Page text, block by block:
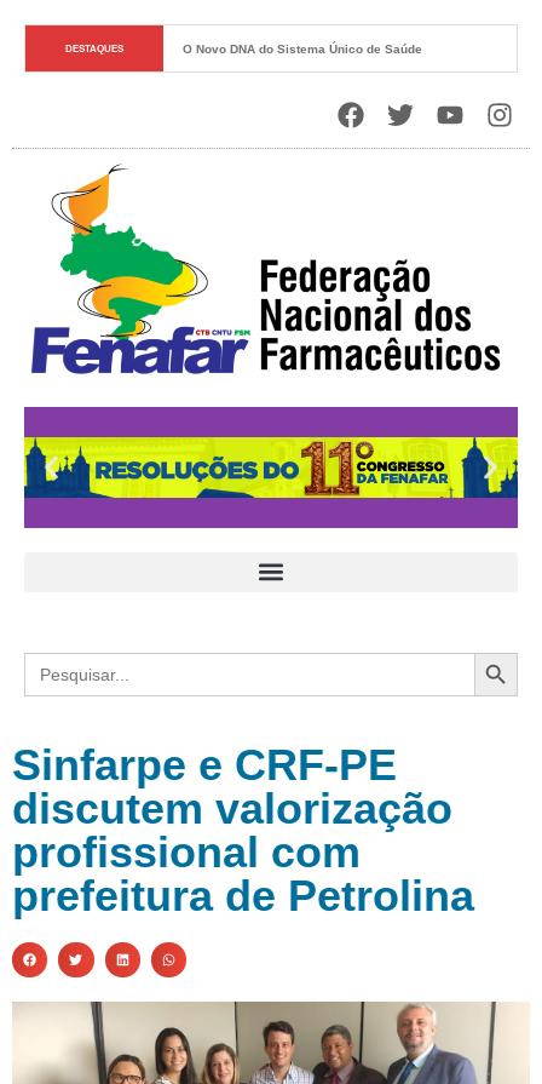
DESTAQUES O Novo DNA do Sistema Único de Saúde
Search
for:
Sinfarpe e CRF-PE
discutem valorização
profissional com
prefeitura de Petrolina